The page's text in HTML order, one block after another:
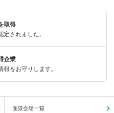
取得
されました。
企業
報をお守りします。
面談会場一覧